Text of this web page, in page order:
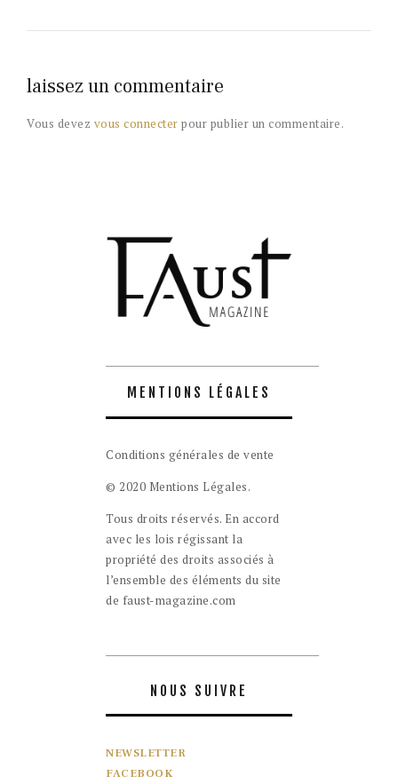
laissez un commentaire
Vous devez vous connecter pour publier un commentaire.
MENTIONS LÉGALES
Conditions générales de vente
© 2020 Mentions Légales.
Tous droits réservés. En accord
avec les lois régissant la
propriété des droits associés à
l’ensemble des éléments du site
de faust-magazine.com
NOUS SUIVRE
NEWSLETTER
FACEBOOK